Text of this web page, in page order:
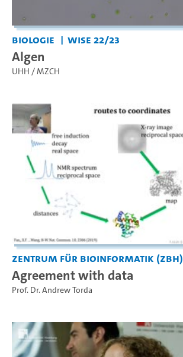
Biologie WiSe 22/23
Algen
UHH / MZCH
Zentrum für Bioinformatik (ZBH)
Agreement with data
Prof. Dr. Andrew Torda